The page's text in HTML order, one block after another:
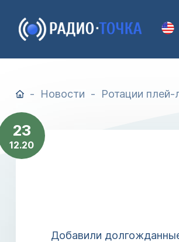
Новости Ротации плей-
23
12.20
Добавили